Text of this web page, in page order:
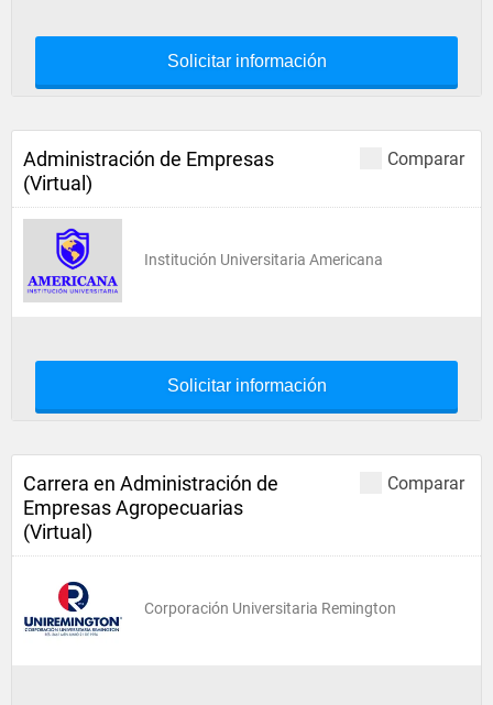
Solicitar información
Comparar
Administración de Empresas
(Virtual)
Institución Universitaria Americana
Solicitar información
Comparar
Carrera en Administración de
Empresas Agropecuarias
(Virtual)
Corporación Universitaria Remington